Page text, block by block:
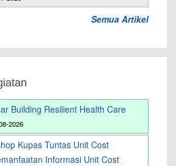
Semua Artikel
Building Resilient Health Care
2026
Kupas Tuntas Unit Cost
Informasi Unit Cost